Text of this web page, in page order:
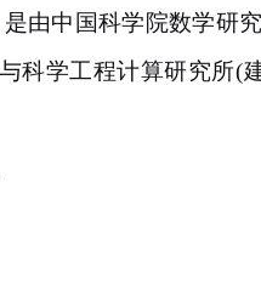
是由中国科学院数学研
科学工程计算研究所(